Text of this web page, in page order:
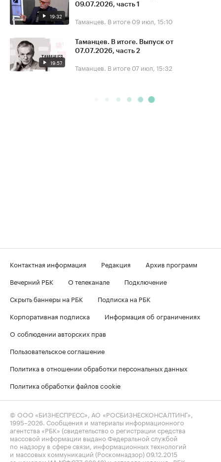
19:32
09.07.2026, часть 1
Таманцев. В итоге 09 июл, 15:10
19:57
Таманцев. В итоге. Выпуск от
07.07.2026, часть 2
Таманцев. В итоге 07 июл, 15:32
Контактная информация Редакция
Архив программ
Вечерний РБК
О телеканале
Подключение
Скрыть баннеры на РБК
Подписка на РБК
Корпоративная подписка
Информация об ограничениях
О соблюдении авторских прав
Пользовательское соглашение
Политика в отношении обработки персональных данных
Политика обработки файлов cookie
© ООО «БИЗНЕСПРЕСС», АО «РОСБИЗНЕСКОНСАЛТИНГ»,
1995–2026 . Сообщения и материалы информационного
агентства «РБК» (свидетельство о регистрации средства
массовой информации выдано Федеральной службой
по надзору в сфере связи, информационных технологий
и массовых коммуникаций (Роскомнадзор) 09.12.2015